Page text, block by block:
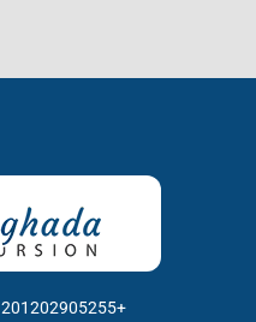
201202905255+